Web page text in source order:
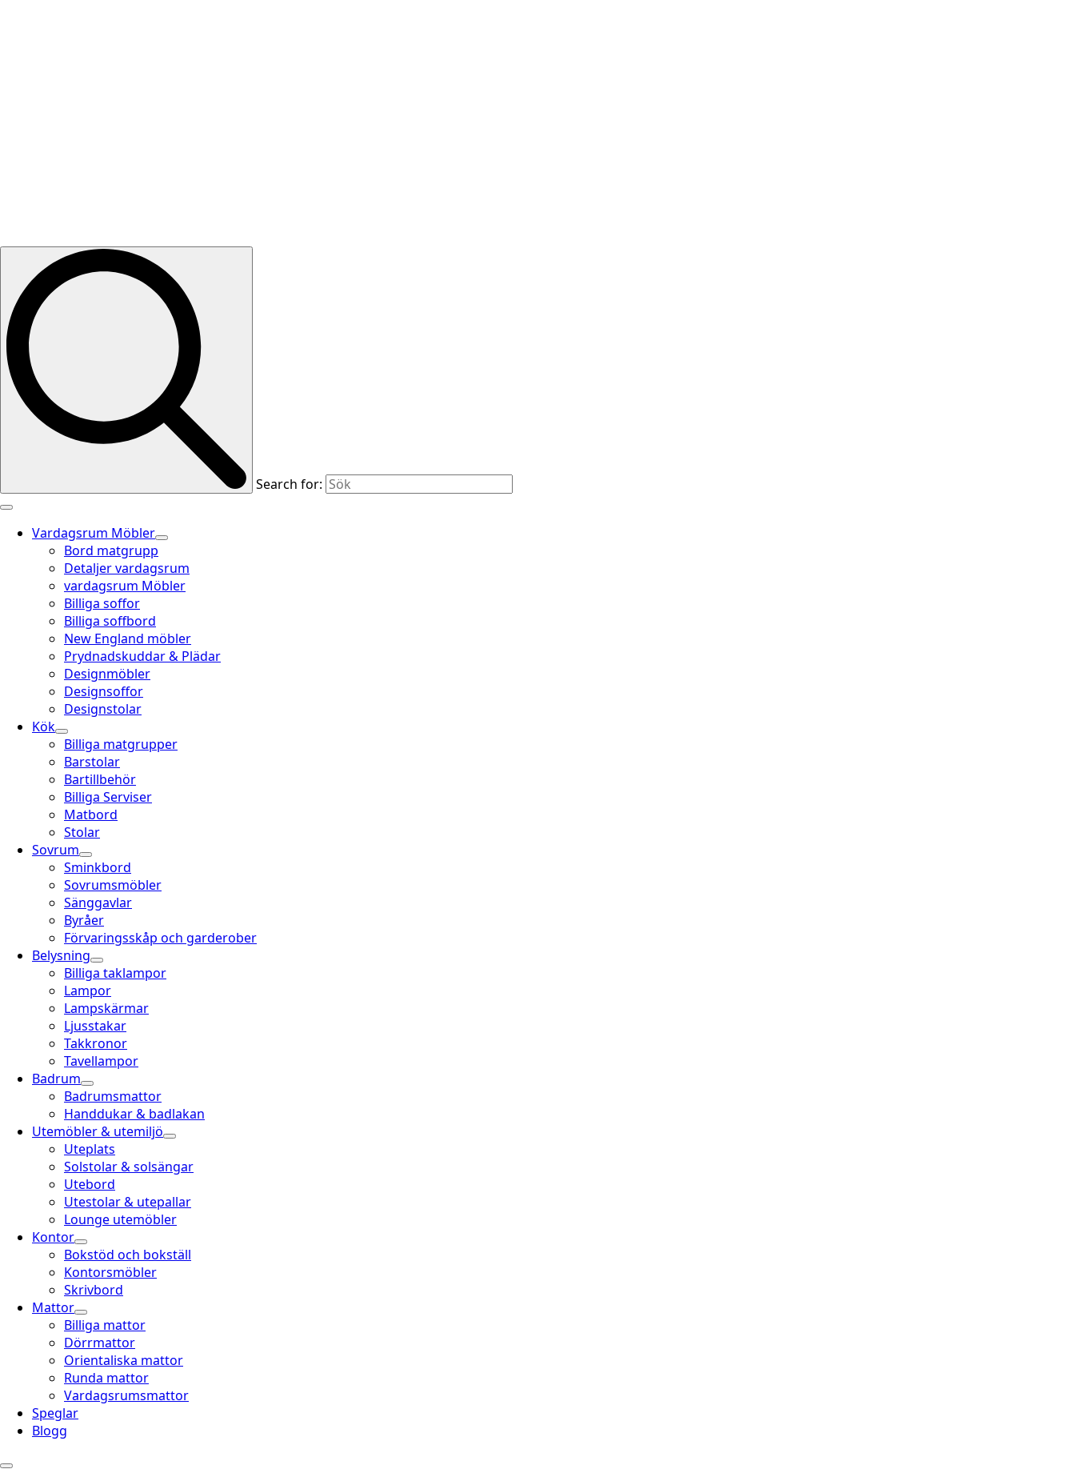
Search for:
Vardagsrum Möbler
Bord matgrupp
Detaljer vardagsrum
vardagsrum Möbler
Billiga soffor
Billiga soffbord
New England möbler
Prydnadskuddar & Plädar
Designmöbler
Designsoffor
Designstolar
Kök
Billiga matgrupper
Barstolar
Bartillbehör
Billiga Serviser
Matbord
Stolar
Sovrum
Sminkbord
Sovrumsmöbler
Sänggavlar
Byråer
Förvaringsskåp och garderober
Belysning
Billiga taklampor
Lampor
Lampskärmar
Ljusstakar
Takkronor
Tavellampor
Badrum
Badrumsmattor
Handdukar & badlakan
Utemöbler & utemiljö
Uteplats
Solstolar & solsängar
Utebord
Utestolar & utepallar
Lounge utemöbler
Kontor
Bokstöd och bokställ
Kontorsmöbler
Skrivbord
Mattor
Billiga mattor
Dörrmattor
Orientaliska mattor
Runda mattor
Vardagsrumsmattor
Speglar
Blogg